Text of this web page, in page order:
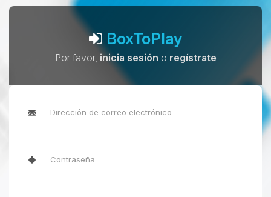
BoxToPlay
Por favor, inicia sesión o regístrate